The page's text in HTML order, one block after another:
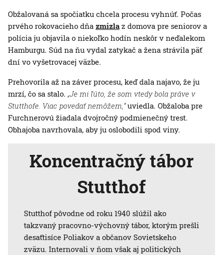
Obžalovaná sa spočiatku chcela procesu vyhnúť. Počas
prvého rokovacieho dňa zmizlaz domova pre seniorov a
polícia ju objavila o niekoľko hodín neskôr v neďalekom
Hamburgu. Súd na ňu vydal zatykač a žena strávila päť
dní vo vyšetrovacej väzbe.
Prehovorila až na záver procesu, keď dala najavo, že ju
mrzí, čo sa stalo. „Je mi ľúto, že som vtedy bola práve v
Stutthofe. Viac povedať nemôžem,“uviedla. Obžaloba pre
Furchnerovú žiadala dvojročný podmienečný trest.
Obhajoba navrhovala, aby ju oslobodili spod viny.
Koncentračný tábor
Stutthof
Stutthof pôvodne od roku 1940 slúžil ako
takzvaný pracovno-výchovný tábor, ktorým prešli
desaťtisíce Poliakov a občanov Sovietskeho
zväzu. Internovali v ňom však aj politických